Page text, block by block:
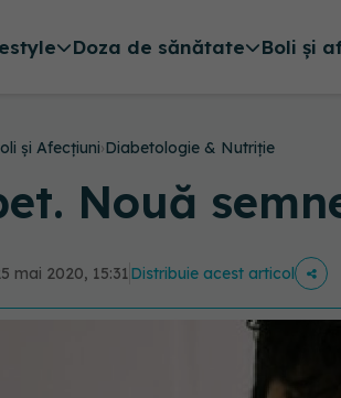
Doza de sănătate Boli și
și Afecțiuni›Diabetologie & Nutriție
Nouă
mai 2020, 15:31Distribuie acest articol